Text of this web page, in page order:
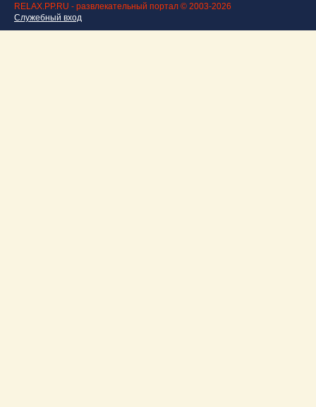
RELAX.PP.RU - развлекательный портал © 2003-2026
Служебный вход